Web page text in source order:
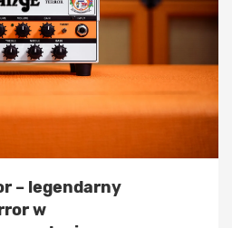
– legendarny
w